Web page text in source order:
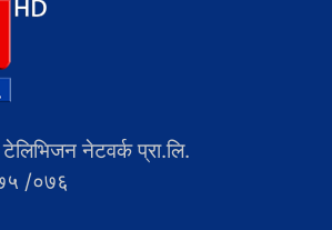
नेटवर्क प्रा.लि.
/०७६